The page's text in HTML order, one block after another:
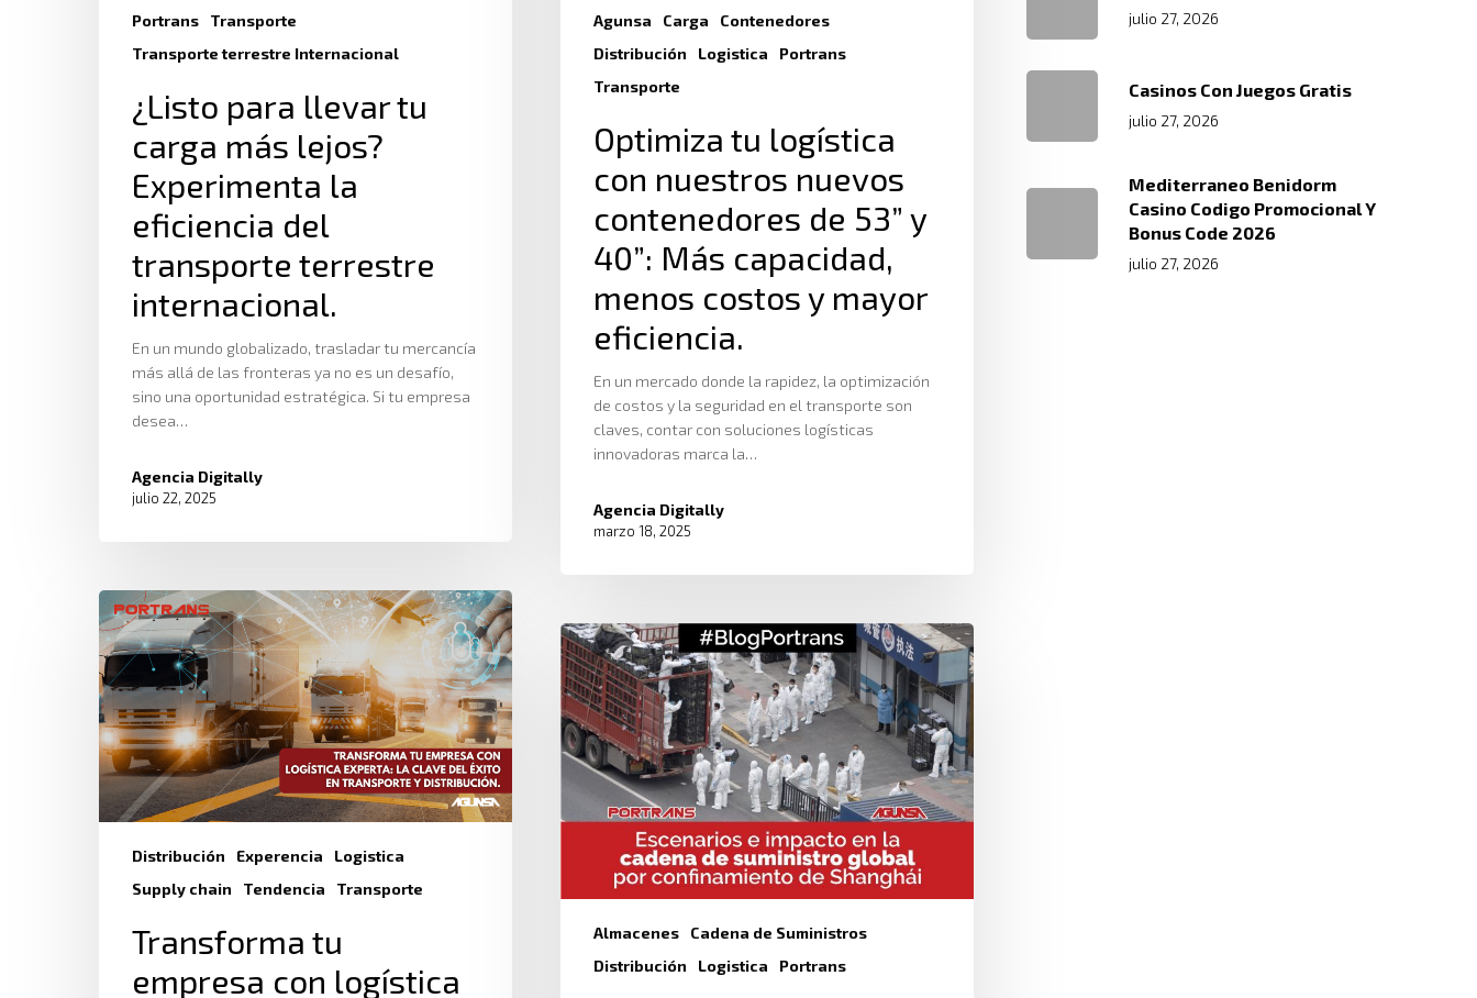
Portrans
Transporte
Transporte terrestre Internacional
¿Listo para llevar tu
carga más lejos?
Experimenta la
eficiencia del
transporte terrestre
internacional.
En un mundo globalizado, trasladar tu mercancía
más allá de las fronteras ya no es un desafío,
sino una oportunidad estratégica. Si tu empresa
desea…
Agencia Digitally
julio 22, 2025
Agunsa Carga
Contenedores
Distribución
Logistica
Portrans
Transporte
Optimiza tu logística
con nuestros nuevos
contenedores de 53” y
40”: Más capacidad,
menos costos y mayor
eficiencia.
En un mercado donde la rapidez, la optimización
de costos y la seguridad en el transporte son
claves, contar con soluciones logísticas
innovadoras marca la…
Agencia Digitally
marzo 18, 2025
Distribución Experencia
Logistica
Supply chain
Tendencia Transporte
Transforma tu
empresa con logística
Almacenes
Cadena de Suministros
Distribución
Logistica Portrans
julio 27, 2026
Casinos Con Juegos Gratis
julio 27, 2026
Mediterraneo Benidorm
Casino Codigo Promocional Y
Bonus Code 2026
julio 27, 2026